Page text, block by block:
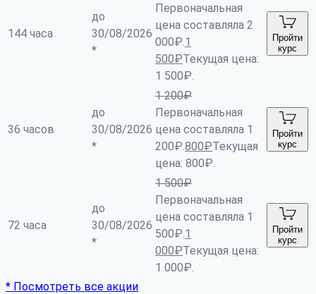
144 часа
до
30/08/2026
*
Первоначальная
цена составляла 2
000₽.1
500₽Текущая цена:
1 500₽.
Пройти
курс
36 часов
до
30/08/2026
*
1 200₽
Первоначальная
цена составляла 1
200₽.800₽Текущая
цена: 800₽.
Пройти
курс
72 часа
до
30/08/2026
*
1 500₽
Первоначальная
цена составляла 1
500₽.1
000₽Текущая цена:
1 000₽.
Пройти
курс
* Посмотреть все акции